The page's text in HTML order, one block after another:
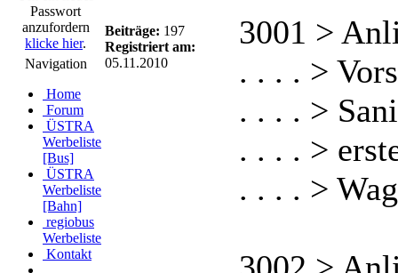
Passwort
anzufordern
klicke hier.
Navigation
Home
Forum
ÜSTRA
Werbeliste
[Bus]
ÜSTRA
Werbeliste
[Bahn]
regiobus
Werbeliste
Kontakt
Beiträge: 197
Registriert am:
05.11.2010
3001 >
. . . . >
. . . . >
. . . . >
. . . . >